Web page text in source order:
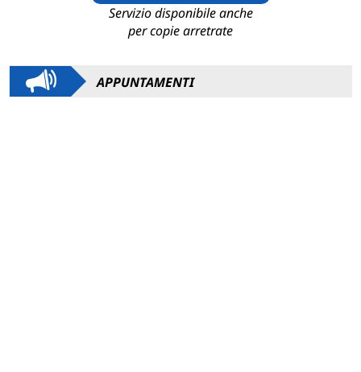
Servizio disponibile anche
per copie arretrate
APPUNTAMENTI